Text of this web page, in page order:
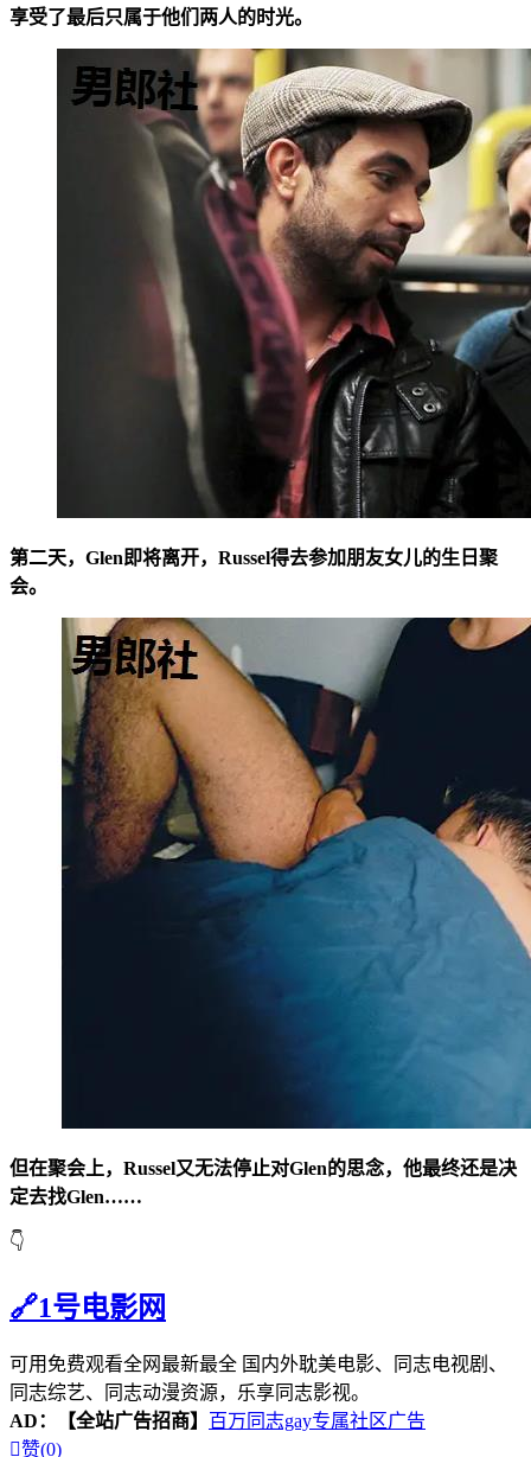
享受了最后只属于他们两人的时光。
第二天，Glen即将离开，Russel得去参加朋友女儿的生日聚
会。
但在聚会上，Russel又无法停止对Glen的思念，他最终还是决
定去找Glen……
👇
🔗1号电影网
可用免费观看全网最新最全 国内外耽美电影、同志电视剧、
同志综艺、同志动漫资源，乐享同志影视。
AD：
【全站广告招商】 百万同志gay专属社区广告
赞(0)